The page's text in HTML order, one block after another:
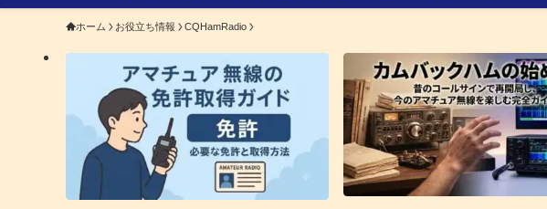
ホーム お役立ち情報 CQHamRadio